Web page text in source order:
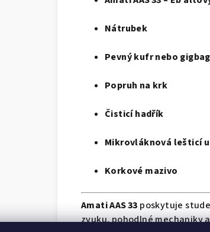
Nátrubek
Pevný kufr nebo gigbag
Popruh na krk
Čisticí hadřík
Mikrovláknová lešticí
Korkové mazivo
Amati AAS 33 poskytuje
zvuku, pohodlné mechaniky